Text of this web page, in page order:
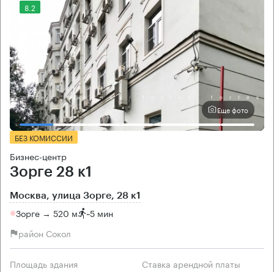
8.2
Еще фото
БЕЗ КОМИССИИ
Бизнес-центр
Зорге 28 к1
Москва, улица Зорге, 28 к1
Зорге → 520 м ~5 мин
район Сокол
Площадь здания Ставка арендной платы